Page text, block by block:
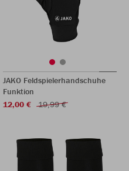
JAKO Feldspielerhandschuhe
Funktion
12,00 €
19,99 €